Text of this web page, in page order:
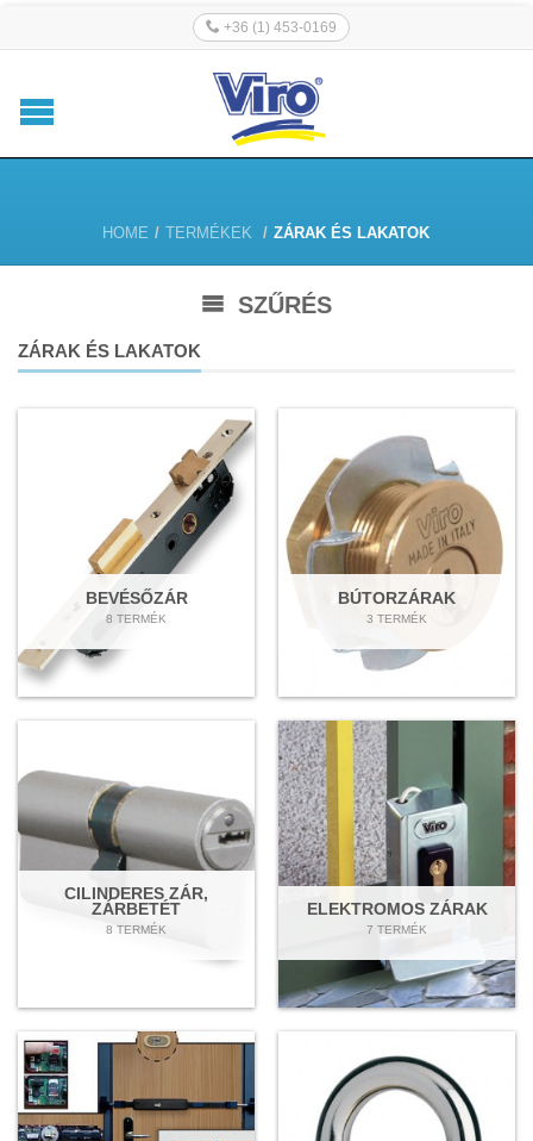
+36 (1) 453-0169
HOME / TERMÉKEK / ZÁRAK ÉS LAKATOK
SZŰRÉS
ZÁRAK ÉS LAKATOK
BEVÉSŐZÁR
8 TERMÉK
BÚTORZÁRAK
3 TERMÉK
CILINDERES ZÁR,
ZÁRBETÉT
8 TERMÉK
ELEKTROMOS ZÁRAK
7 TERMÉK